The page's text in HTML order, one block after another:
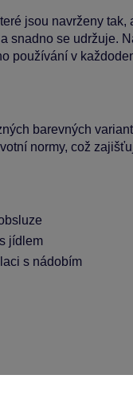
jsou navrženy
snadno se udržuje.
používání v
barevných
normy, což
jídlem
s nádobím